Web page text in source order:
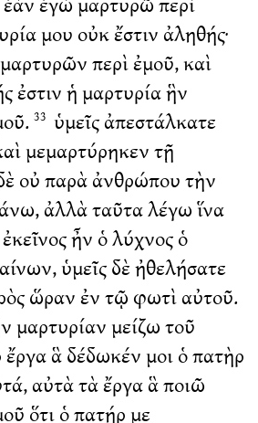
μου οὐκ ἔστιν ἀληθής·
περὶ ἐμοῦ, καὶ
ἐστιν ἡ μαρτυρία ἣν
33 ὑμεῖς ἀπεστάλκατε
μεμαρτύρηκεν τῇ
οὐ παρὰ ἀνθρώπου τὴν
ἀλλὰ ταῦτα λέγω ἵνα
ἐκεῖνος ἦν ὁ λύχνος ὁ
ὑμεῖς δὲ ἠθελήσατε
ὥραν ἐν τῷ φωτὶ αὐτοῦ.
μαρτυρίαν μείζω τοῦ
ἃ δέδωκέν μοι ὁ πατὴρ
αὐτὰ τὰ ἔργα ἃ ποιῶ
ὅτι ὁ πατήρ με